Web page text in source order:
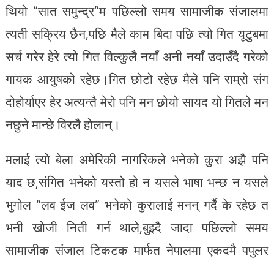
थियो “सात समुन्द्र”म पछिल्लो समय सामाजीक संजालमा
त्यती सक्रिय छैन,पछि मैले काम बिदा पछि त्यो गित यूटुबमा
सर्च गरेर हेरे त्यो गित विल्कुलै नयाँ अनी नयाँ उदाउँदै गरेको
गायक आयुषको रहेछ।गित छोटो रहेछ मैले पनि राम्रो संग
दोहोर्याएर हेर अत्यन्तै मेरो पनि मन छोयो सायद यो गितले मन
नछुने मान्छे विरलै होलान्।
मलाई त्यो बेला अमेरिकी नागरिकले भनेको कुरा अझै पनि
याद छ,संगित भनेको यस्तो हो न यसले भाषा भन्छ न यसले
भुगोल “लव ईज लव” भनेको कुरालाई मनन् गर्दै के रहेछ त
भनी खोजी निती गर्न थाले,बुझ्दै जादा पछिल्लो समय
सामाजीक संजाल टिकटक मार्फत नेपालमा एकदमै पपुलर